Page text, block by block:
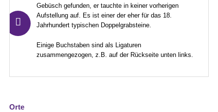
Gebüsch gefunden, er tauchte in keiner vorherigen
Aufstellung auf. Es ist einer der eher für das 18.
Jahrhundert typischen Doppelgrabsteine.
Einige Buchstaben sind als Ligaturen
zusammengezogen, z.B. auf der Rückseite unten links.
Navigation
Orte